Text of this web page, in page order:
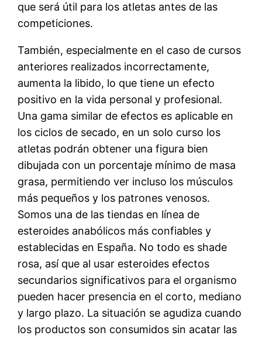
que será útil para los atletas antes de las
competiciones.
También, especialmente en el caso de cursos
anteriores realizados incorrectamente,
aumenta la libido, lo que tiene un efecto
positivo en la vida personal y profesional.
Una gama similar de efectos es aplicable en
los ciclos de secado, en un solo curso los
atletas podrán obtener una figura bien
dibujada con un porcentaje mínimo de masa
grasa, permitiendo ver incluso los músculos
más pequeños y los patrones venosos.
Somos una de las tiendas en línea de
esteroides anabólicos más confiables y
establecidas en España. No todo es shade
rosa, así que al usar esteroides efectos
secundarios significativos para el organismo
pueden hacer presencia en el corto, mediano
y largo plazo. La situación se agudiza cuando
los productos son consumidos sin acatar las